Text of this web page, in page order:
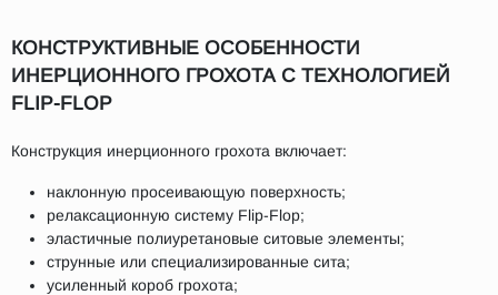
КОНСТРУКТИВНЫЕ ОСОБЕННОСТИ
ИНЕРЦИОННОГО ГРОХОТА С ТЕХНОЛОГИЕЙ
FLIP-FLOP
Конструкция инерционного грохота включает:
наклонную просеивающую поверхность;
релаксационную систему Flip-Flop;
эластичные полиуретановые ситовые элементы;
струнные или специализированные сита;
усиленный короб грохота;